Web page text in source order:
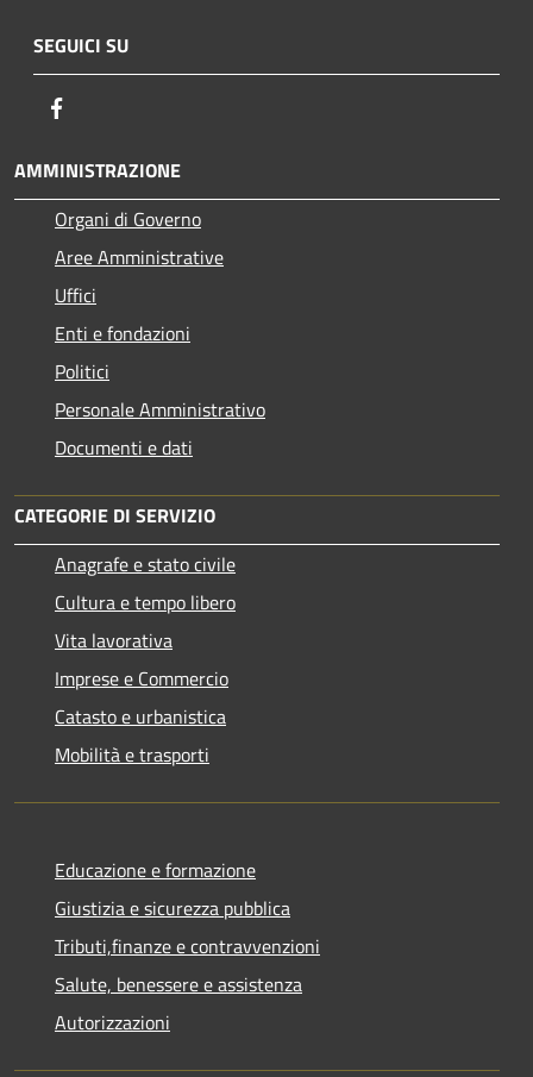
SEGUICI SU
AMMINISTRAZIONE
Organi di Governo
Aree Amministrative
Uffici
Enti e fondazioni
Politici
Personale Amministrativo
Documenti e dati
CATEGORIE DI SERVIZIO
Anagrafe e stato civile
Cultura e tempo libero
Vita lavorativa
Imprese e Commercio
Catasto e urbanistica
Mobilità e trasporti
Educazione e formazione
Giustizia e sicurezza pubblica
Tributi,finanze e contravvenzioni
Salute, benessere e assistenza
Autorizzazioni